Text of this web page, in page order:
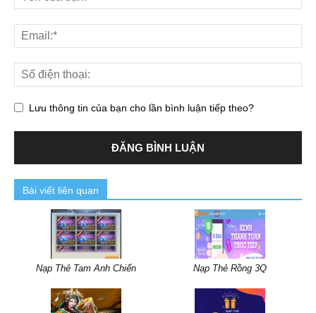
Lưu thông tin của bạn cho lần bình luận tiếp theo?
Bài viết liên quan
Nạp Thẻ Tam Anh Chiến Nạp Thẻ Rồng 3Q